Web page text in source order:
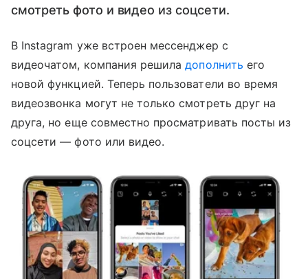
смотреть фото и видео из соцсети.
В Instagram уже встроен мессенджер с
видеочатом, компания решиладополнить его
новой функцией. Теперь пользователи во время
видеозвонка могут не только смотреть друг на
друга, но еще совместно просматривать посты из
соцсети — фото или видео.